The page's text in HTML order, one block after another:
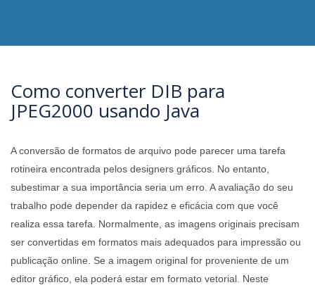
Como converter DIB para
JPEG2000 usando Java
A conversão de formatos de arquivo pode parecer uma tarefa
rotineira encontrada pelos designers gráficos. No entanto,
subestimar a sua importância seria um erro. A avaliação do seu
trabalho pode depender da rapidez e eficácia com que você
realiza essa tarefa. Normalmente, as imagens originais precisam
ser convertidas em formatos mais adequados para impressão ou
publicação online. Se a imagem original for proveniente de um
editor gráfico, ela poderá estar em formato vetorial. Neste